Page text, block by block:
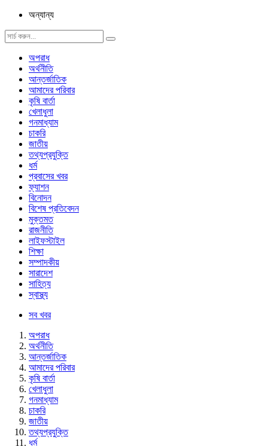
অন্যান্য
অপরাধ
অর্থনীতি
আন্তর্জাতিক
আমাদের পরিবার
কৃষি বার্তা
খেলাধুলা
গনমাধ্যাম
চাকরি
জাতীয়
তথ্যপ্রযুক্তি
ধর্ম
প্রবাসের খবর
ফ্যাশন
বিনোদন
বিশেষ প্রতিবেদন
মুক্তমত
রাজনীতি
লাইফস্টাইল
শিক্ষা
সম্পাদকীয়
সারাদেশ
সাহিত্য
স্বাস্থ্য
সব খবর
অপরাধ
অর্থনীতি
আন্তর্জাতিক
আমাদের পরিবার
কৃষি বার্তা
খেলাধুলা
গনমাধ্যাম
চাকরি
জাতীয়
তথ্যপ্রযুক্তি
ধর্ম